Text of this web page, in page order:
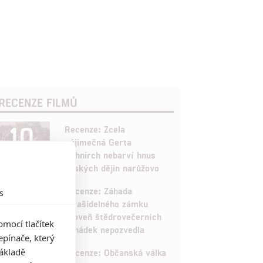
FILMŮ
10
Recenze: Zcela
výjimečná Gerta
Schnirch nebarví hnus
českých dějin narůžovo
Recenze: Záhada
strašidelného zámku
úroveň štědrovečerních
pohádek nepozvedla
Recenze: Občanská válka
tlačítek
který